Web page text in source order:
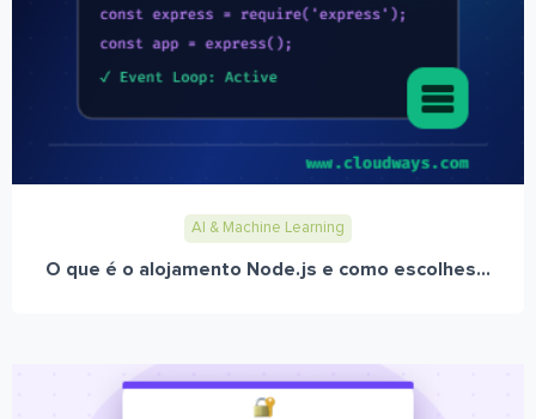
AI & Machine Learning
O que é o alojamento Node.js e como escolhes...